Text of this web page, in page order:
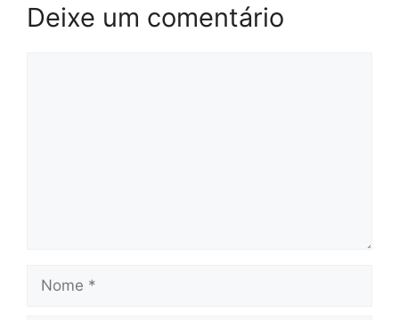
Deixe um comentário